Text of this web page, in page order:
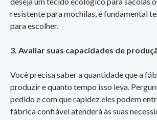
resistente para mochilas, é fundamental
para escolher.
3. Avaliar suas capacidades de
Você precisa saber a quantidade que a
produzir e quanto tempo isso leva.
pedido e com que rapidez eles podem
fábrica confiável atenderá às suas